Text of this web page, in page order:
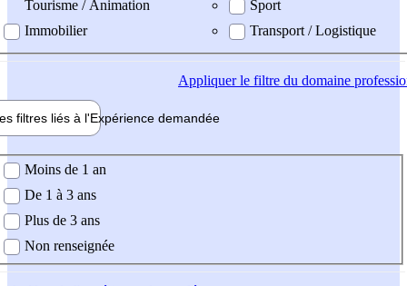
Tourisme / Animation
Immobilier
Sport
Transport / Logistique
Appliquerle filtre du domaine
filtres liés à l'Expérience demandée
demandée
Moins de 1 an
De 1 à 3 ans
Plus de 3 ans
Non renseignée